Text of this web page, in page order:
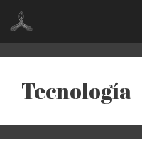
Saltar
contenido
Tecnología